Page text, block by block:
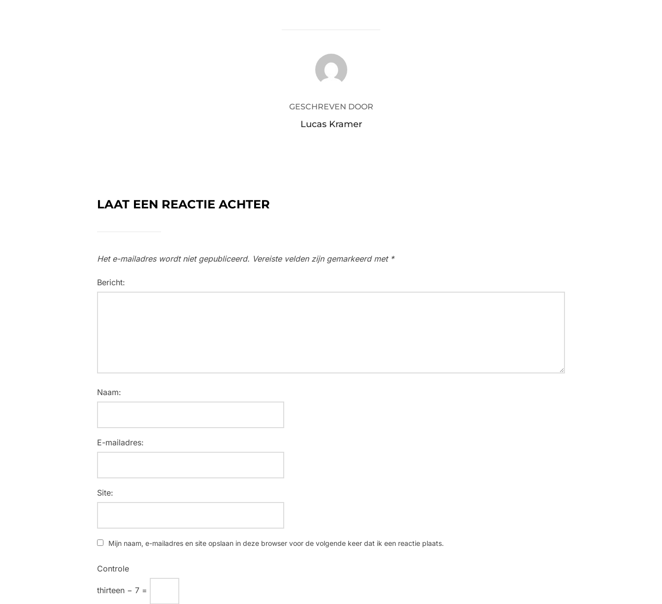
BERICHTAUTEUR
GESCHREVEN DOOR
Lucas Kramer
LAAT EEN REACTIE ACHTER
Het e-mailadres wordt niet gepubliceerd. Vereiste velden zijn gemarkeerd met *
Bericht:
Naam:
E-mailadres:
Site:
Mijn naam, e-mailadres en site opslaan in deze browser voor de volgende keer dat ik een reactie plaats.
Controle
thirteen − 7 =